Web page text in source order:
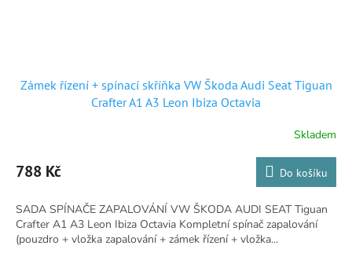
Zámek řízení + spínací skříňka VW Škoda Audi Seat Tiguan
Crafter A1 A3 Leon Ibiza Octavia
Skladem
788 Kč Do košíku
SADA SPÍNAČE ZAPALOVÁNÍ VW ŠKODA AUDI SEAT Tiguan
Crafter A1 A3 Leon Ibiza Octavia Kompletní spínač zapalování
(pouzdro + vložka zapalování + zámek řízení + vložka...